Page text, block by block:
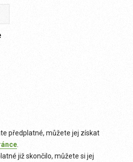
předplatné, můžete jej získat
již skončilo, můžete si jej